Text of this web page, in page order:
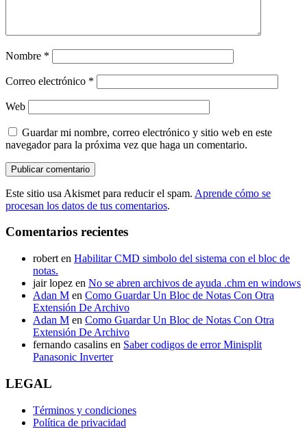
Nombre *
Correo electrónico *
Web
Guardar mi nombre, correo electrónico y sitio web en este
navegador para la próxima vez que haga un comentario.
Este sitio usa Akismet para reducir el spam. Aprende cómo se
procesan los datos de tus comentarios.
Comentarios recientes
robert en Habilitar CMD simbolo del sistema con el bloc de
notas.
jair lopez en No se abren archivos de ayuda .chm en windows
Adan M en Como Guardar Un Bloc de Notas Con Otra
Extensión De Archivo
Adan M en Como Guardar Un Bloc de Notas Con Otra
Extensión De Archivo
fernando casalins en Saber codigos de error Minisplit
Panasonic Inverter
LEGAL
Términos y condiciones
Política de privacidad